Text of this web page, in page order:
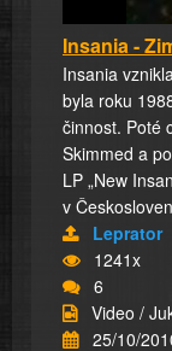
Insania -
Insania
byla roku
činnost. Poté
Skimmed a
LP „New
v
Leprator
1241x
6
Video /
25/10/